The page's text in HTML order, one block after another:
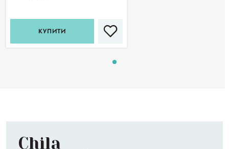
КУПИТИ
Chila